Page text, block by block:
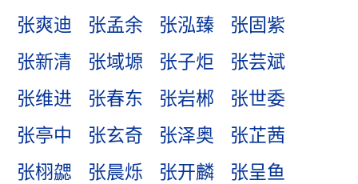
张爽迪
张孟余 张泓臻
张固紫
张新清
张域塬 张子炬
张芸斌
张维进
张春东 张岩郴
张世委
张亭中
张玄奇 张泽奥
张芷茜
张栩勰
张晨烁 张开麟
张呈鱼